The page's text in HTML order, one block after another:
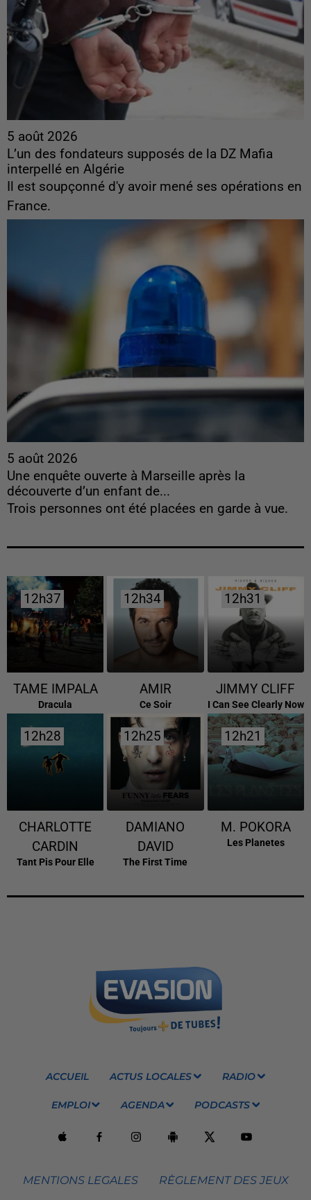
5 août 2026
L’un des fondateurs supposés de la DZ Mafia
interpellé en Algérie
Il est soupçonné d'y avoir mené ses opérations en
France.
5 août 2026
Une enquête ouverte à Marseille après la
découverte d’un enfant de...
Trois personnes ont été placées en garde à vue.
12h37
12h37
TAME IMPALA
Dracula
12h34
12h34
AMIR
Ce Soir
12h31
12h31
JIMMY CLIFF
I Can See Clearly Now
12h28
12h28
CHARLOTTE
CARDIN
Tant Pis Pour Elle
12h25
12h25
DAMIANO
DAVID
The First Time
12h21
12h21
M. POKORA
Les Planetes
ACCUEIL ACTUS LOCALES RADIO
EMPLOI AGENDA PODCASTS
MENTIONS LEGALES RÈGLEMENT DES JEUX